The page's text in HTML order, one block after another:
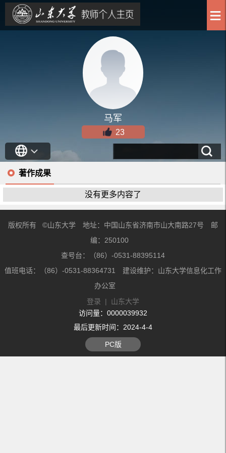
马军
23
著作成果
没有更多内容了
版权所有 ©山东大学 地址：中国山东省济南市山大南路27号 邮
编：250100
查号台：（86）-0531-88395114
值班电话：（86）-0531-88364731 建设维护：山东大学信息化工作
办公室
登录 | 山东大学
访问量： 0000039932
最后更新时间： 2024-4-4
PC版